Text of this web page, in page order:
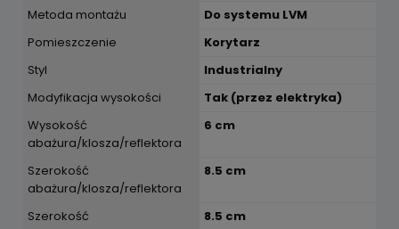
Metoda montażu
Do systemu LVM
Pomieszczenie
Korytarz
Styl
Industrialny
Modyfikacja wysokości
Tak (przez elektryka)
Wysokość
abażura/klosza/reflektora
6 cm
Szerokość
abażura/klosza/reflektora
8.5 cm
Szerokość
8.5 cm